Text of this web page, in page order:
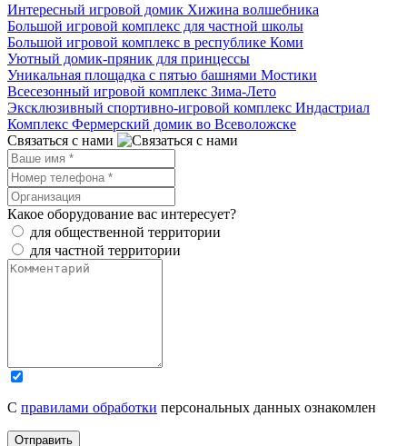
Интересный игровой домик Хижина волшебника
Большой игровой комплекс для частной школы
Большой игровой комплекс в республике Коми
Уютный домик-пряник для принцессы
Уникальная площадка с пятью башнями Мостики
Всесезонный игровой комплекс Зима-Лето
Эксклюзивный спортивно-игровой комплекс Индастриал
Комплекс Фермерский домик во Всеволожске
Связаться с нами
Какое оборудование вас интересует?
для общественной территории
для частной территории
С правилами обработки персональных данных ознакомлен
Отправить